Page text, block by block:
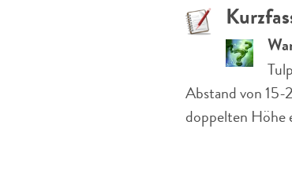
Abstand von
doppelten Höhe